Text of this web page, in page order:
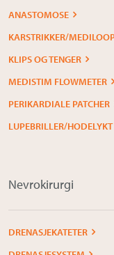
ANASTOMOSE
KARSTRIKKER/
KLIPS OG TENGER
MEDISTIM FLOWMETER
PERIKARDIALE PATCHER
LUPEBRILLER/HODELYKT
Nevrokirurgi
DRENASJEKATETER